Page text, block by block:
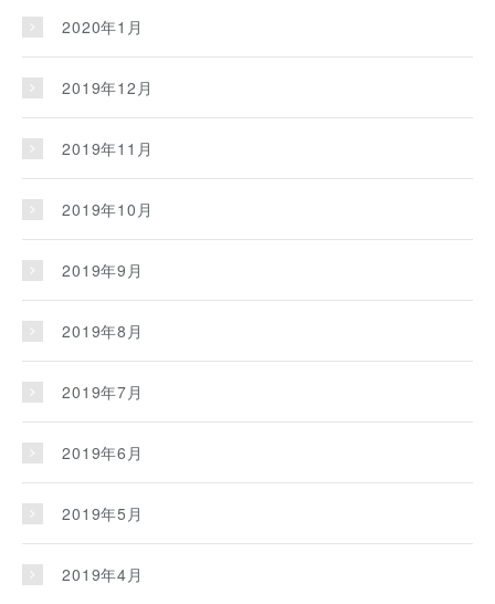
2020年1月
2019年12月
2019年11月
2019年10月
2019年9月
2019年8月
2019年7月
2019年6月
2019年5月
2019年4月